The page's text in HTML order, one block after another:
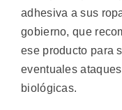
adhesiva a sus
gobierno, que
ese producto para
eventuales
biológicas.